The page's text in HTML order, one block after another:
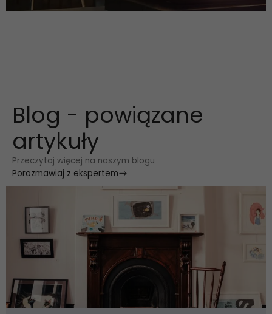
Blog - powiązane
artykuły
Przeczytaj więcej na naszym blogu
Porozmawiaj z ekspertem